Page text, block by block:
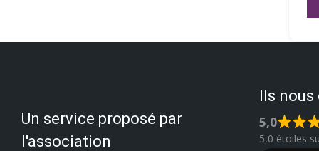
Un service proposé par
l'association
Ils
5,0
5,0 étoiles